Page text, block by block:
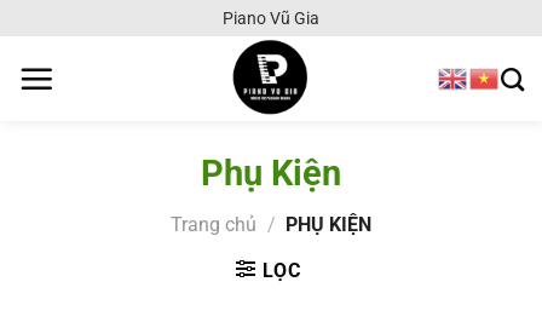
nội
Piano Vũ Gia
Phụ Kiện
Trang chủ /
PHỤ KIỆN
LỌC